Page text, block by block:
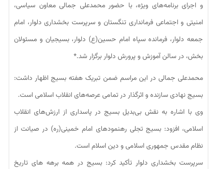
و اجرای برنامه‌های ویژه، با حضور محمدعلی جمالی معاون سیاسی،
امنیتی و اجتماعی فرمانداری تنگستان و سرپرست بخشداری دلوار، امام
جمعه دلوار، فرمانده سپاه امام حسین(ع) دلوار، بسیجیان و مسئولان
بخش، در سالن آموزش و پرورش دلوار برگزار شد.*
محمدعلی جمالی در این مراسم ضمن تبریک هفته بسیج اظهار داشت:
بسیج نهادی سازنده و اثرگذار در تمامی عرصه‌های انقلاب اسلامی است.
وی با اشاره به نقش بی‌بدیل بسیج در پاسداری از ارزش‌های انقلاب
اسلامی، افزود: بسیج تجلی رهنمودهای امام خمینی(ره) در صیانت از
نظام مقدس جمهوری اسلامی و دین اسلام است.
سرپرست بخشداری دلوار تأکید کرد: بسیج در همه برهه های تاریخ